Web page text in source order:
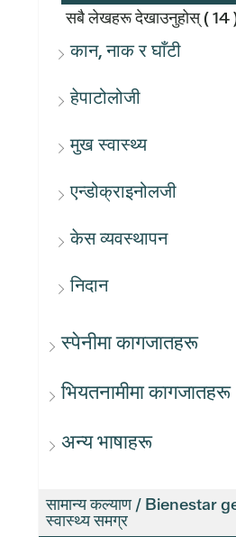
सबै लेखहरू देखाउनुहोस्( 14
कान, नाक र घाँटी
हेपाटोलोजी
मुख स्वास्थ्य
एन्डोक्राइनोलजी
केस व्यवस्थापन
निदान
स्पेनीमा कागजातहरू
भियतनामीमा कागजातहरू
अन्य भाषाहरू
सामान्य कल्याण / Bienestar
स्वास्थ्य समग्र